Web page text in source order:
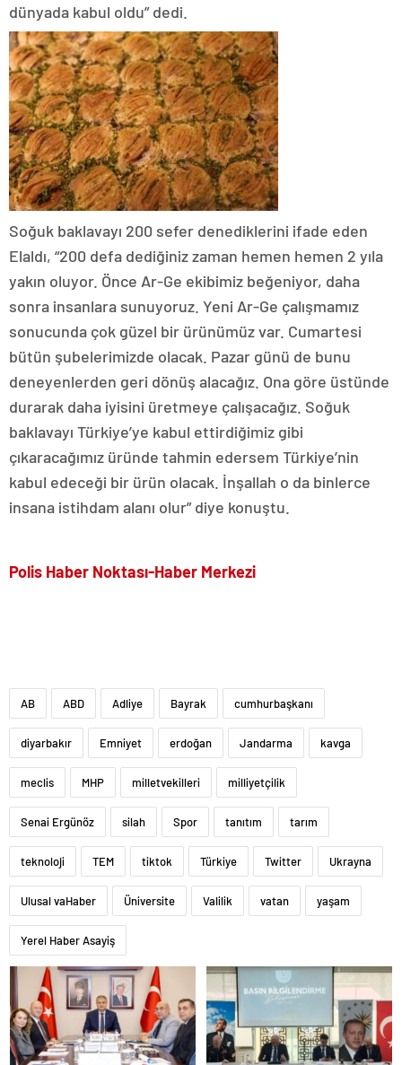
dünyada kabul oldu” dedi.
Soğuk baklavayı 200 sefer denediklerini ifade eden
Elaldı, “200 defa dediğiniz zaman hemen hemen 2 yıla
yakın oluyor. Önce Ar-Ge ekibimiz beğeniyor, daha
sonra insanlara sunuyoruz. Yeni Ar-Ge çalışmamız
sonucunda çok güzel bir ürünümüz var. Cumartesi
bütün şubelerimizde olacak. Pazar günü de bunu
deneyenlerden geri dönüş alacağız. Ona göre üstünde
durarak daha iyisini üretmeye çalışacağız. Soğuk
baklavayı Türkiye’ye kabul ettirdiğimiz gibi
çıkaracağımız üründe tahmin edersem Türkiye’nin
kabul edeceği bir ürün olacak. İnşallah o da binlerce
insana istihdam alanı olur” diye konuştu.
Polis Haber Noktası-Haber Merkezi
AB ABD Adliye Bayrak cumhurbaşkanı
diyarbakır Emniyet erdoğan Jandarma kavga
meclis MHP milletvekilleri milliyetçilik
Senai Ergünöz silah Spor tanıtım tarım
teknoloji TEM tiktok Türkiye Twitter Ukrayna
Ulusal vaHaber Üniversite Valilik vatan yaşam
Yerel Haber Asayiş